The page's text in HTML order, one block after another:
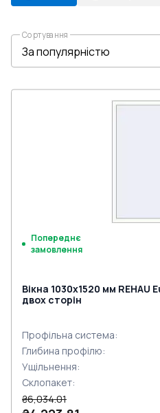
Сортування
Попереднє
замовлення
Вікна 1030x1520 мм REHAU
двох сторін
Профільна система:
Глибина профілю:
Ущільнення:
Склопакет:
₴6,034.01